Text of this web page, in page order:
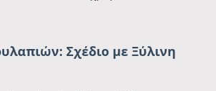
Σχέδιο με Ξύλινη